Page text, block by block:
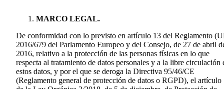
MARCO LEGAL.
De conformidad con lo previsto en artículo 13 del Reglamento
2016/679 del Parlamento Europeo y del Consejo, de 27 de abril
2016, relativo a la protección de las personas físicas en lo que
respecta al tratamiento de datos personales y a la libre circulación
estos datos, y por el que se deroga la Directiva 95/46/CE
(Reglamento general de protección de datos o RGPD), el artículo